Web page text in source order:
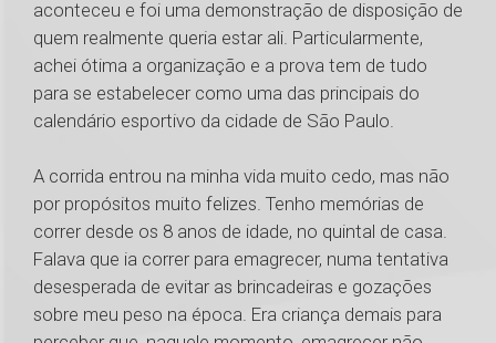
aconteceu e foi uma demonstração de disposição de
quem realmente queria estar ali. Particularmente,
achei ótima a organização e a prova tem de tudo
para se estabelecer como uma das principais do
calendário esportivo da cidade de São Paulo.
A corrida entrou na minha vida muito cedo, mas não
por propósitos muito felizes. Tenho memórias de
correr desde os 8 anos de idade, no quintal de casa.
Falava que ia correr para emagrecer, numa tentativa
desesperada de evitar as brincadeiras e gozações
sobre meu peso na época. Era criança demais para